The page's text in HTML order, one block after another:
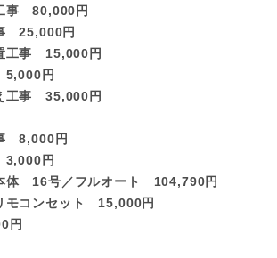
事 80,000円
25,000円
工事 15,000円
5,000円
工事 35,000円
8,000円
3,000円
体 16号／フルオート 104,790円
モコンセット 15,000円
円